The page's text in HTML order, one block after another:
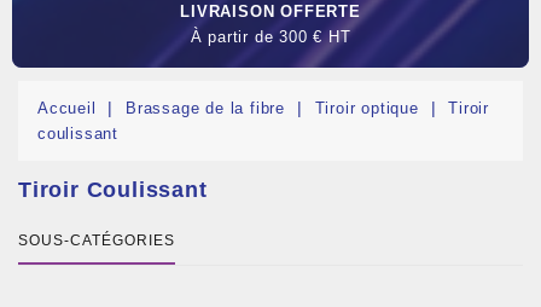
LIVRAISON OFFERTE
À partir de 300 € HT
Accueil Brassage de la fibre Tiroir optique
Tiroir
coulissant
Tiroir Coulissant
SOUS-CATÉGORIES